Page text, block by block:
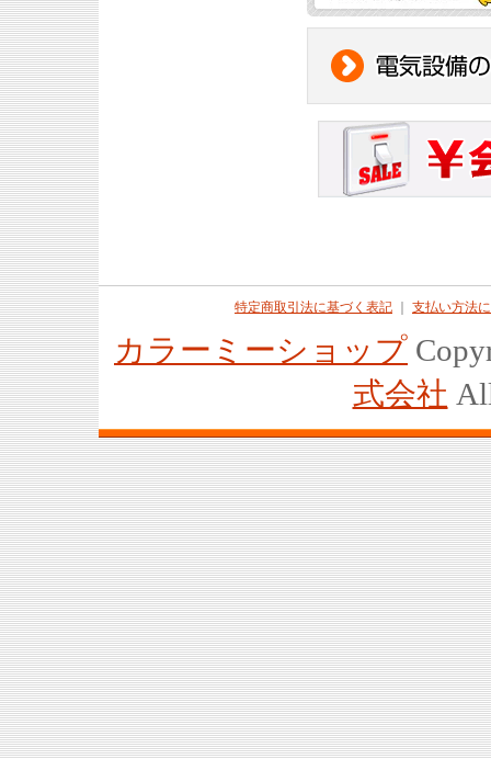
特定商取引法に基づく表記 支払い方法
カラーミーショップ
式会社